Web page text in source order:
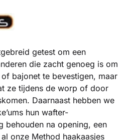
getest om een
die zacht genoeg is om
bajonet te bevestigen, maar
ze tijdens de worp of door
Daarnaast hebben we
hun wafter-
behouden na opening, een
onze Method haakaasjes